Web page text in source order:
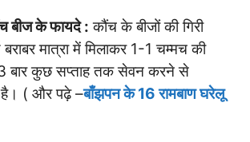
बीज के फायदे : कौंच के बीजों की गिरी
मात्रा में मिलाकर 1-1 चम्मच की
3 बार कुछ सप्ताह तक सेवन करने से
है। ( और पढ़े –बाँझपन के 16 रामबाण घरेलू